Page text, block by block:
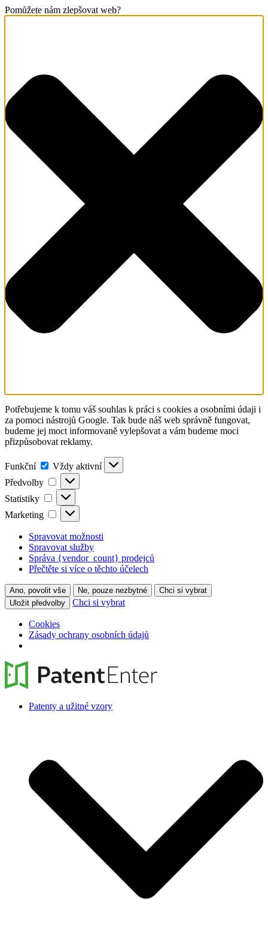
Pomůžete nám zlepšovat web?
Potřebujeme k tomu váš souhlas k práci s cookies a osobními údaji i
za pomoci nástrojů Google. Tak bude náš web správně fungovat,
budeme jej moct informovaně vylepšovat a vám budeme moci
přizpůsobovat reklamy.
Funkční Funkční
Vždy aktivní
Předvolby
Předvolby
Statistiky Statistiky
Marketing Marketing
Spravovat možnosti
Spravovat služby
Správa {vendor_count} prodejců
Přečtěte si více o těchto účelech
Ano, povolit vše Ne, pouze nezbytné
Chci si vybrat
Uložit předvolby
Chci si vybrat
Cookies
Zásady ochrany osobních údajů
Patenty a užitné vzory